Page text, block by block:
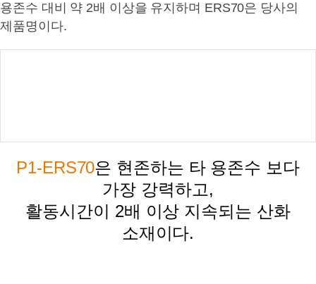
용존수 대비 약 2배 이상을 유지하며 ERS70은 당사의
제품명이다.
P1-ERS70은 현존하는 타 용존수 보다
가장 강력하고,
활동시간이 2배 이상 지속되는 산화
소재이다.